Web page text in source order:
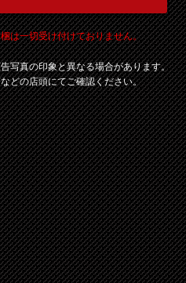
は一切受け付けておりません。
写真の印象と異なる場合があります。
どの店頭にてご確認ください。